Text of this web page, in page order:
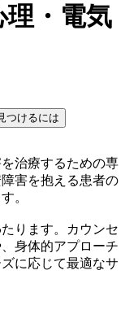
理・電気
つけるには
治療するための専
害を抱える患者の
。
ります。カウンセ
身体的アプローチ
に応じて最適なサ